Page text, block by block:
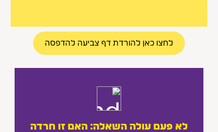
לחצו כאן להורדת דף צביעה להדפסה
לא פעם עולה השאלה: האם זו חרדה